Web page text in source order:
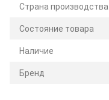
Страна производства
Состояние товара
Наличие
Бренд